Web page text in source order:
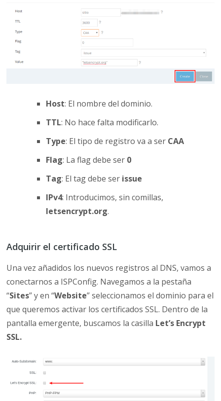
Host: El nombre del dominio.
TTL: No hace falta modificarlo.
Type: El tipo de registro va a ser CAA
Flag: La flag debe ser 0
Tag: El tag debe ser issue
IPv4: Introducimos, sin comillas,
letsencrypt.org.
Adquirir el certificado SSL
Una vez añadidos los nuevos registros al DNS, vamos a
conectarnos a ISPConfig. Navegamos a la pestaña
“Sites” y en “Website” seleccionamos el dominio para el
que queremos activar los certificados SSL. Dentro de la
pantalla emergente, buscamos la casilla Let’s Encrypt
SSL.